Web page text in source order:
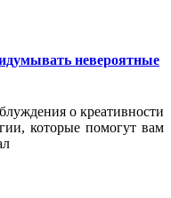
невероятные
о креативности
которые помогут вам